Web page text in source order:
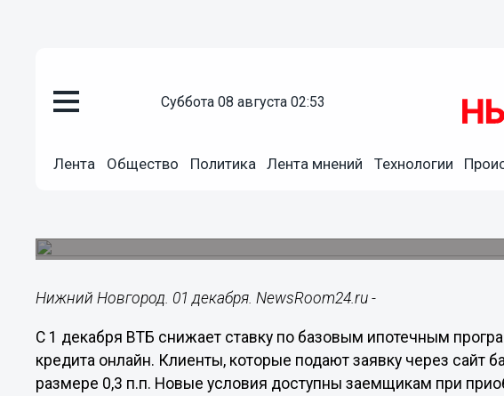
суббота 08 августа 02:53
Лента Общество Политика Лента мнений Технологии
Нижний Новгород. 01 декабря. NewsRoom24.ru -
С 1 декабря ВТБ снижает ставку по базовым ипотечным
кредита онлайн. Клиенты, которые подают заявку через сайт
размере 0,3 п.п. Новые условия доступны заемщикам при